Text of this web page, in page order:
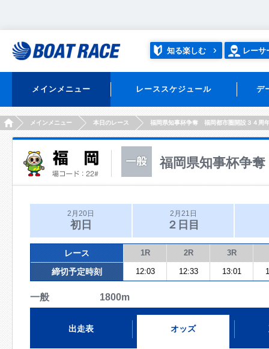
知る楽しむ レーサ
メインメニュー レーススケジュール デ
HOMEメインメニュー 本日のレース 福岡県知事杯争奪 福岡都市圏開設３４周
福岡県知事杯争
2月20日
初日
2月21日
２日目
レース 1R 2R 3R
締切予定時刻 12:03 12:33 13:01
一般 1800m
出走表 オッズ